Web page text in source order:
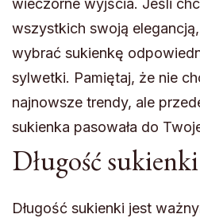
wszystkich swoją
wybrać sukienkę
sylwetki. Pamiętaj, że nie
najnowsze trendy, ale
sukienka pasowała do
Długość sukienki
Długość sukienki jest